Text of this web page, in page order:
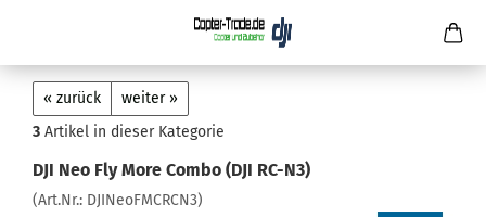
« zurück
weiter »
3 Artikel in dieser Kategorie
DJI Neo Fly More Combo (DJI RC-N3)
(Art.Nr.: DJINeoFMCRCN3)